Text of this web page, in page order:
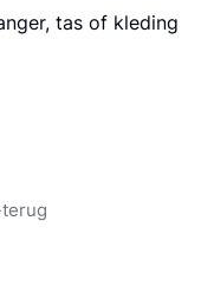
tas of kleding